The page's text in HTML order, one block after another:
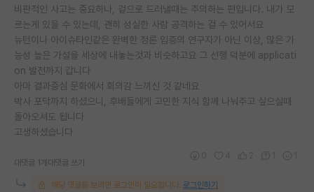
비판적인 사고는 중요하나, 겉으로 드러낼때는 주의하는 편입니다. 내가 모
르는게 있을 수 있는데, 괜히 성실한 사람 공격하는 걸 수 있어서요
뉴턴이나 아이슈타인같은 완벽한 정론 입증의 연구자가 아닌 이상, 많은 가
능성 높은 가설을 세상에 내놓는것과 비슷하고요 그 선행 덕분에 applicati
on 발전까지 갑니다
아마 결과중심 문화에서 회의감 느끼신 것 같네요
박사 포닥까지 하셨으니, 후배들에게 고민한 지식 함께 나눠주고 싶으실때
돌아오셔도 됩니다
고생하셨습니다
대댓글 1개 대댓글 쓰기
해당 댓글을 보려면 로그인이 필요합니다. 로그인하기